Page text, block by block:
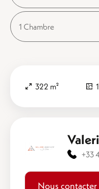
1 Chambre
322 m²
+33
Nous contacter